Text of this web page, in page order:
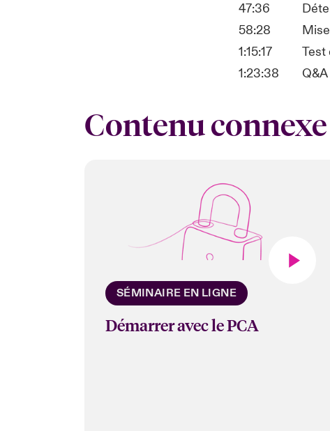
47:36
58:28
1:15:17
Test
1:23:38
Q&A
Contenu connexe
SÉMINAIRE EN LIGNE
Démarrer avec le PCA